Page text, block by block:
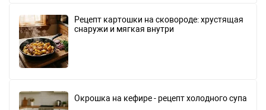
Рецепт картошки на сковороде: хрустящая
снаружи и мягкая внутри
Окрошка на кефире - рецепт холодного супа